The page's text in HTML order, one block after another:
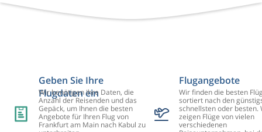
Geben Sie Ihre
Flugdaten ein
Wir benötigen Ihre Daten, die
Anzahl der Reisenden und das
Gepäck, um Ihnen die besten
Angebote für Ihren Flug von
Frankfurt am Main nach Kabul zu
Flugangebote
Wir finden die besten
sortiert nach den
schnellsten oder besten.
zeigen Flüge von vielen
verschiedenen